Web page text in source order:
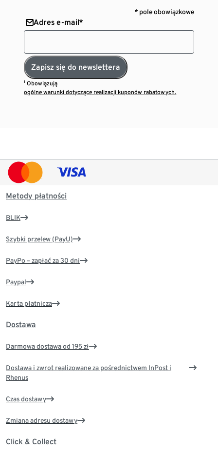
* pole obowiązkowe
Adres e-mail*
Zapisz się do newslettera
¹ Obowiązują
ogólne warunki dotyczące realizacji kuponów rabatowych.
Metody płatności
BLIK
Szybki przelew (PayU)
PayPo – zapłać za 30 dni
Paypal
Karta płatnicza
Dostawa
Darmowa dostawa od 195 zł
Dostawa i zwrot realizowane za pośrednictwem InPost i
Rhenus
Czas dostawy
Zmiana adresu dostawy
Click & Collect